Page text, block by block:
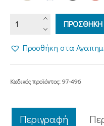
ΑΡΙΣΤΑΡΧΟΥ
ΜΗΤΡΟΠΟΛΙΤΗΣ
ΑΚΑΡΝΑΝΙΑΣ
ΑΙΤΩΛΙΑΣ
ΠΡΟΣΘΗΚΗ
Προσθήκη στα
Κωδικός προϊόντος:97-496
Περιγραφή